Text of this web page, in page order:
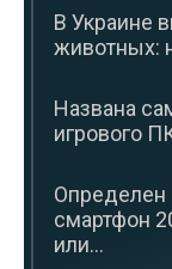
В Украине
животных:
Названа
игрового
смартфон
или...